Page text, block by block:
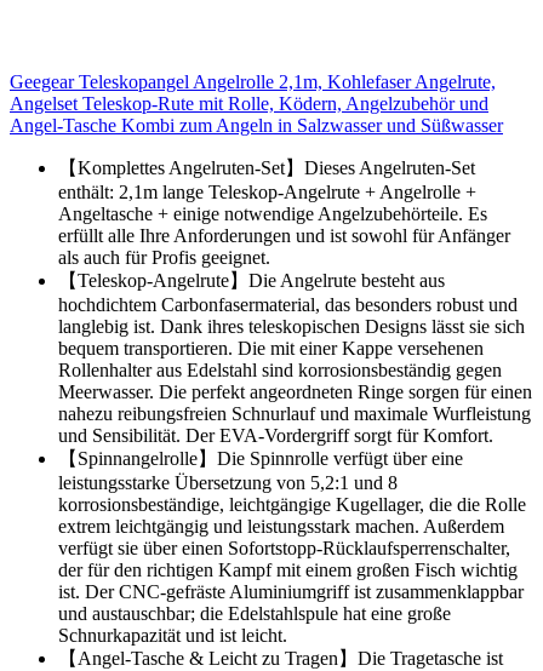
Geegear Teleskopangel Angelrolle 2,1m, Kohlefaser Angelrute,
Angelset Teleskop-Rute mit Rolle, Ködern, Angelzubehör und
Angel-Tasche Kombi zum Angeln in Salzwasser und Süßwasser
【Komplettes Angelruten-Set】Dieses Angelruten-Set
enthält: 2,1m lange Teleskop-Angelrute + Angelrolle +
Angeltasche + einige notwendige Angelzubehörteile. Es
erfüllt alle Ihre Anforderungen und ist sowohl für Anfänger
als auch für Profis geeignet.
【Teleskop-Angelrute】Die Angelrute besteht aus
hochdichtem Carbonfasermaterial, das besonders robust und
langlebig ist. Dank ihres teleskopischen Designs lässt sie sich
bequem transportieren. Die mit einer Kappe versehenen
Rollenhalter aus Edelstahl sind korrosionsbeständig gegen
Meerwasser. Die perfekt angeordneten Ringe sorgen für einen
nahezu reibungsfreien Schnurlauf und maximale Wurfleistung
und Sensibilität. Der EVA-Vordergriff sorgt für Komfort.
【Spinnangelrolle】Die Spinnrolle verfügt über eine
leistungsstarke Übersetzung von 5,2:1 und 8
korrosionsbeständige, leichtgängige Kugellager, die die Rolle
extrem leichtgängig und leistungsstark machen. Außerdem
verfügt sie über einen Sofortstopp-Rücklaufsperrenschalter,
der für den richtigen Kampf mit einem großen Fisch wichtig
ist. Der CNC-gefräste Aluminiumgriff ist zusammenklappbar
und austauschbar; die Edelstahlspule hat eine große
Schnurkapazität und ist leicht.
【Angel-Tasche & Leicht zu Tragen】Die Tragetasche ist